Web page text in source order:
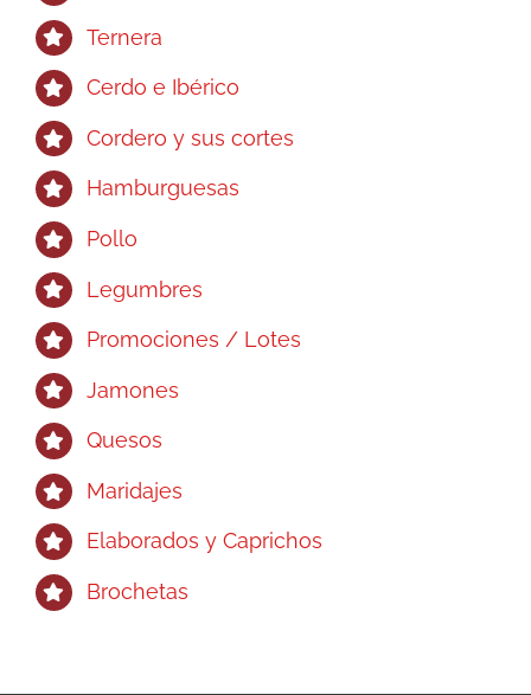
Ternera
Cerdo e Ibérico
Cordero y sus cortes
Hamburguesas
Pollo
Legumbres
Promociones / Lotes
Jamones
Quesos
Maridajes
Elaborados y Caprichos
Brochetas